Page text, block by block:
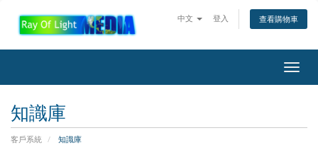
中文 登入 查看購物車
知識庫
客戶系統 知識庫